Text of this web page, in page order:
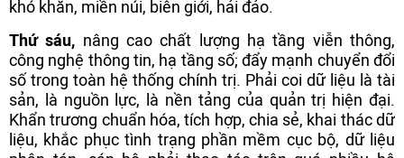
khó khăn, miền núi, biên giới, hải đảo.
Thứ sáu, nâng cao chất lượng hạ tầng viễn thông,
công nghệ thông tin, hạ tầng số; đẩy mạnh chuyển đổi
số trong toàn hệ thống chính trị. Phải coi dữ liệu là tài
sản, là nguồn lực, là nền tảng của quản trị hiện đại.
Khẩn trương chuẩn hóa, tích hợp, chia sẻ, khai thác dữ
liệu, khắc phục tình trạng phần mềm cục bộ, dữ liệu